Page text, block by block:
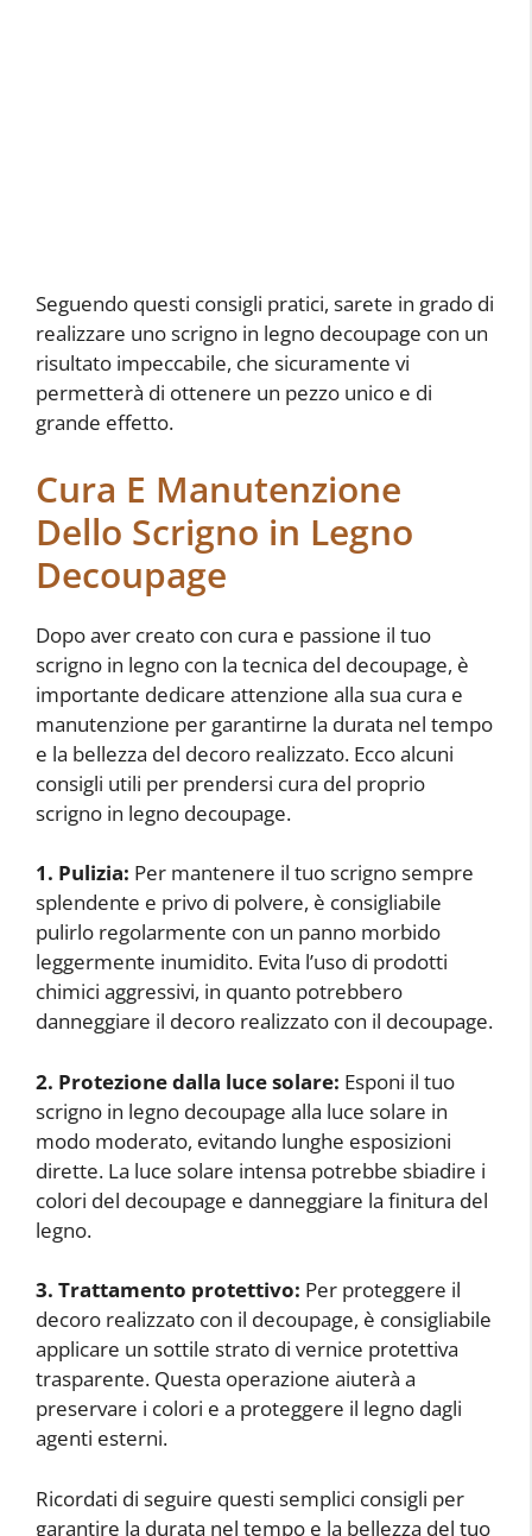
Seguendo questi consigli pratici, sarete in grado di
realizzare uno scrigno in legno decoupage con un
risultato impeccabile, che sicuramente vi
permetterà di ottenere un pezzo unico e di
grande effetto.
Cura E Manutenzione
Dello Scrigno in Legno
Decoupage
Dopo aver creato con cura e passione il tuo
scrigno in legno con la tecnica del decoupage, è
importante dedicare attenzione alla sua cura e
manutenzione per garantirne la durata nel tempo
e la bellezza del decoro realizzato. Ecco alcuni
consigli utili per prendersi cura del proprio
scrigno in legno decoupage.
1. Pulizia: Per mantenere il tuo scrigno sempre
splendente e privo di polvere, è consigliabile
pulirlo regolarmente con un panno morbido
leggermente inumidito. Evita l’uso di prodotti
chimici aggressivi, in quanto potrebbero
danneggiare il decoro realizzato con il decoupage.
2. Protezione dalla luce solare: Esponi il tuo
scrigno in legno decoupage alla luce solare in
modo moderato, evitando lunghe esposizioni
dirette. La luce solare intensa potrebbe sbiadire i
colori del decoupage e danneggiare la finitura del
legno.
3. Trattamento protettivo: Per proteggere il
decoro realizzato con il decoupage, è consigliabile
applicare un sottile strato di vernice protettiva
trasparente. Questa operazione aiuterà a
preservare i colori e a proteggere il legno dagli
agenti esterni.
Ricordati di seguire questi semplici consigli per
garantire la durata nel tempo e la bellezza del tuo